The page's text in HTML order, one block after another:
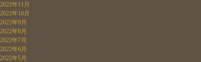
2022年11月
2022年10月
2022年9月
2022年8月
2022年7月
2022年6月
2022年5月